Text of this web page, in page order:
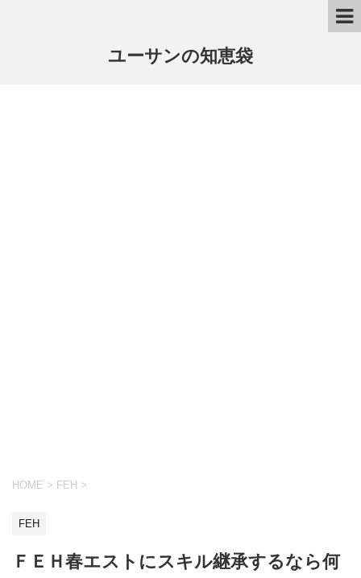
ユーサンの知恵袋
HOME > FEH >
FEH
ＦＥＨ春エストにスキル継承するなら何